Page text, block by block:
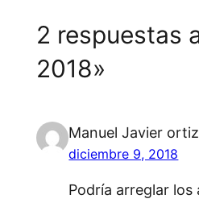
2 respuestas
2018»
Manuel Javier
diciembre 9, 2018
Podría arreglar